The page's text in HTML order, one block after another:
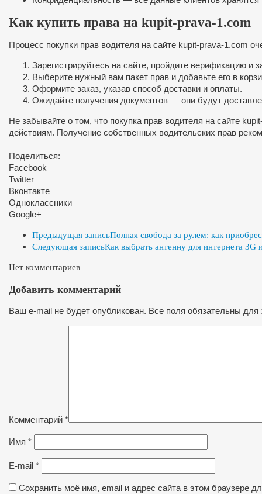
Как купить права на kupit-prava-1.com
Процесс покупки прав водителя на сайте kupit-prava-1.com
Зарегистрируйтесь на сайте, пройдите верификацию и
Выберите нужный вам пакет прав и добавьте его в
Оформите заказ, указав способ доставки и оплаты.
Ожидайте получения документов — они будут
Не забывайте о том, что покупка прав водителя на сайте
действиям. Получение собственных водительских прав
Поделиться:
Facebook
Twitter
Вконтакте
Одноклассники
Google+
Предыдущая записьПолная свобода за рулем: как
Следующая записьКак выбрать антенну для интернета 3G
Нет комментариев
Добавить комментарий
Ваш e-mail не будет опубликован. Все поля обязательны для
Комментарий *
Имя *
E-mail *
Сохранить моё имя, email и адрес сайта в этом браузере